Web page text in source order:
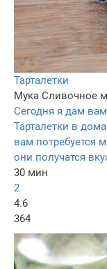
Тарталетки
Мука Сливочное
Сегодня я дам
Тарталетки в
вам потребуется
они получатся
30 мин
2
4.6
364